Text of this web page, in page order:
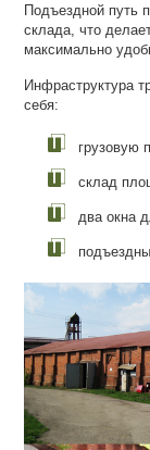
Подъездной путь
склада, что
максимально
Инфраструктура
себя:
грузовую
склад
два окна